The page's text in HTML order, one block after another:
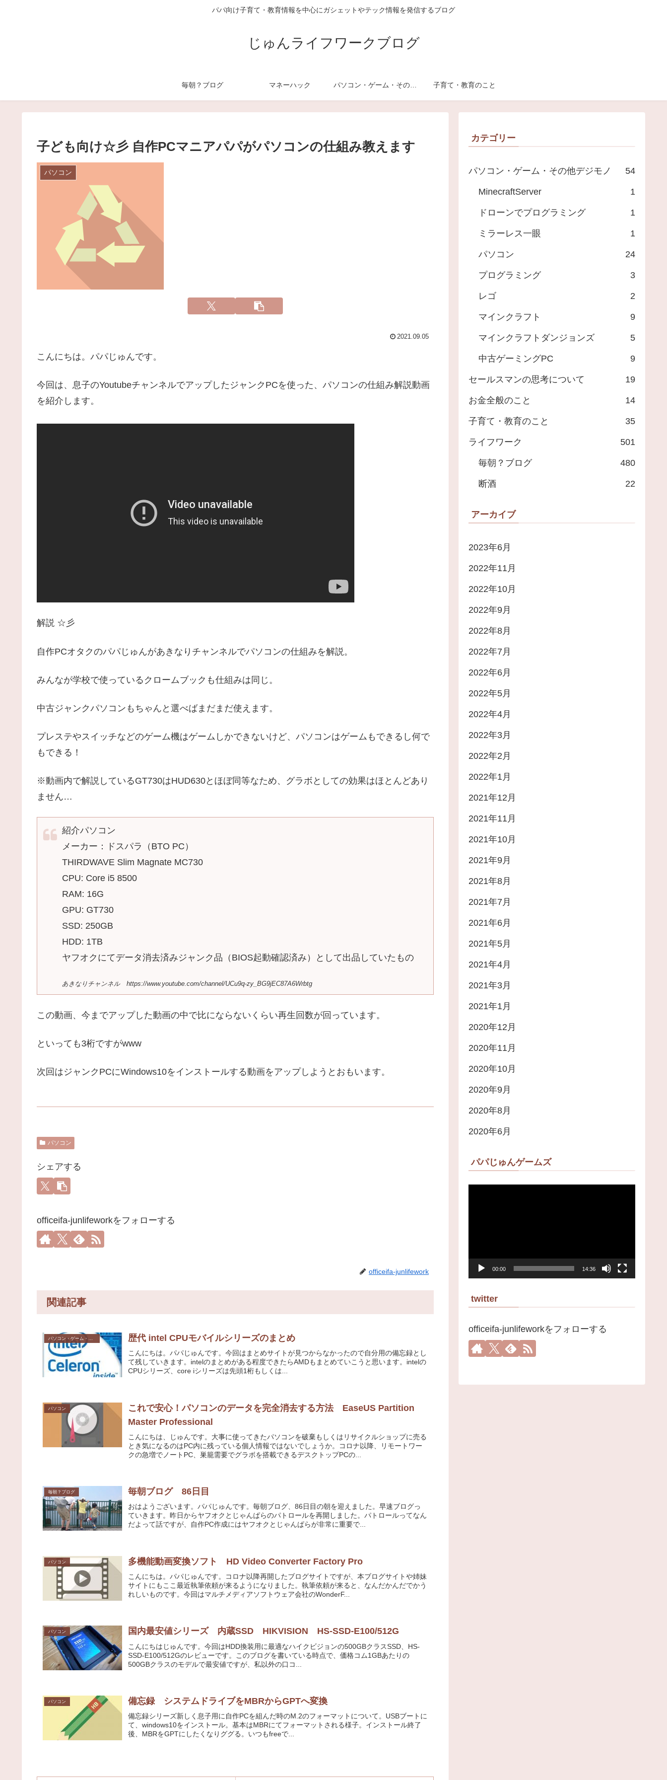
パパ向け子育て・教育情報を中心にガシェットやテック情報を発信するブログ
じゅんライフワークブログ
毎朝？ブログ マネーハック パソコン・ゲーム・その他デジモノ 子育て・教育のこと
子ども向け☆彡 自作PCマニアパパがパソコンの仕組み教えます
パソコン
2021.09.05
こんにちは。パパじゅんです。
今回は、息子のYoutubeチャンネルでアップしたジャンクPCを使った、パソコンの仕組み解説動画
を紹介します。
解説 ☆彡
自作PCオタクのパパじゅんがあきなりチャンネルでパソコンの仕組みを解説。
みんなが学校で使っているクロームブックも仕組みは同じ。
中古ジャンクパソコンもちゃんと選べばまだまだ使えます。
プレステやスイッチなどのゲーム機はゲームしかできないけど、パソコンはゲームもできるし何で
もできる！
※動画内で解説しているGT730はHUD630とほぼ同等なため、グラボとしての効果はほとんどあり
ません…
紹介パソコン
メーカー：ドスパラ（BTO PC）
THIRDWAVE Slim Magnate MC730
CPU: Core i5 8500
RAM: 16G
GPU: GT730
SSD: 250GB
HDD: 1TB
ヤフオクにてデータ消去済みジャンク品（BIOS起動確認済み）として出品していたもの
あきなりチャンネル https://www.youtube.com/channel/UCu9q-zy_BG9jEC87A6Wrbtg
この動画、今までアップした動画の中で比にならないくらい再生回数が回っています。
といっても3桁ですがwww
次回はジャンクPCにWindows10をインストールする動画をアップしようとおもいます。
パソコン
シェアする
officeifa-junlifeworkをフォローする
officeifa-junlifework
関連記事
パソコン・ゲーム・その他デジモノ 歴代 intel CPUモバイルシリーズのまとめ
こんにちは。パパじゅんです。今回はまとめサイトが見つからなかったので自分用の備忘録とし
て残していきます。intelのまとめがある程度できたらAMDもまとめていこうと思います。intelの
CPUシリーズ、core iシリーズは先頭1桁もしくは...
パソコン
これで安心！パソコンのデータを完全消去する方法 EaseUS Partition
Master Professional
こんにちは、じゅんです。大事に使ってきたパソコンを破棄もしくはリサイクルショップに売る
とき気になるのはPC内に残っている個人情報ではないでしょうか。コロナ以降、リモートワー
クの急増でノートPC、巣籠需要でグラボを搭載できるデスクトップPCの...
毎朝？ブログ 毎朝ブログ 86日目
おはようございます。パパじゅんです。毎朝ブログ、86日目の朝を迎えました。早速ブログっ
ていきます。昨日からヤフオクとじゃんぱらのパトロールを再開しました。パトロールってなん
だよって話ですが、自作PC作成にはヤフオクとじゃんぱらが非常に重要で...
パソコン 多機能動画変換ソフト HD Video Converter Factory Pro
こんにちは。パパじゅんです。コロナ以降再開したブログサイトですが、本ブログサイトや姉妹
サイトにもここ最近執筆依頼が来るようになりました。執筆依頼が来ると、なんだかんだでかう
れしいものです。今回はマルチメディアソフトウェア会社のWonderF...
パソコン 国内最安値シリーズ 内蔵SSD HIKVISION HS-SSD-E100/512G
こんにちはじゅんです。今回はHDD換装用に最適なハイクビジョンの500GBクラスSSD、HS-
SSD-E100/512Gのレビューです。このブログを書いている時点で、価格コム1GBあたりの
500GBクラスのモデルで最安値ですが、私以外の口コ...
パソコン 備忘録 システムドライブをMBRからGPTへ変換
備忘録シリーズ新しく息子用に自作PCを組んだ時のM.2のフォーマットについて。USBブートに
て、windows10をインストール。基本はMBRにてフォーマットされる様子。インストール終了
後、MBRをGPTにしたくなりググる。いつもfreeで...
カテゴリー
パソコン・ゲーム・その他デジモノ 54
MinecraftServer 1
ドローンでプログラミング 1
ミラーレス一眼 1
パソコン 24
プログラミング 3
レゴ 2
マインクラフト 9
マインクラフトダンジョンズ 5
中古ゲーミングPC 9
セールスマンの思考について 19
お金全般のこと 14
子育て・教育のこと 35
ライフワーク 501
毎朝？ブログ 480
断酒 22
アーカイブ
2023年6月
2022年11月
2022年10月
2022年9月
2022年8月
2022年7月
2022年6月
2022年5月
2022年4月
2022年3月
2022年2月
2022年1月
2021年12月
2021年11月
2021年10月
2021年9月
2021年8月
2021年7月
2021年6月
2021年5月
2021年4月
2021年3月
2021年1月
2020年12月
2020年11月
2020年10月
2020年9月
2020年8月
2020年6月
パパじゅんゲームズ
00:00 14:36
twitter
officeifa-junlifeworkをフォローする